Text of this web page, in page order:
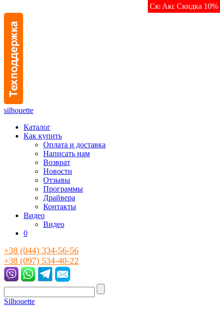
silhouette
Каталог
Как купить
Оплата и доставка
Написать нам
Возврат
Новости
Отзывы
Программы
Драйвера
Контакты
Видео
Видео
0
+38 (044) 334-56-56
+38 (097) 534-40-22
Silhouette
Акция
Скидка
Скидка 10%
Скидка 50%
Скидка на комплект
Акционная цена
Акционная цена
Скидка 10%
Скидка 10%
Скидка 10%
Скидка 10%